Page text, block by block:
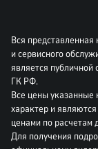
Вся
и сервисного
является
ГК РФ.
Все цены указанные
характер и
ценами по расчетам
Для получения